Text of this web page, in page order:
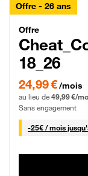
Offre - 26 ans
Offre
18_26
24,99 € par mois
24,99 €/mois
au lieu de 49,99 €/
Sans engagement
-25€ / mois25 €